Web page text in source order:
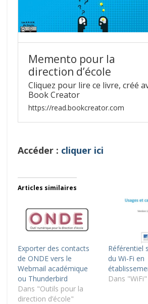
Memento pour la
direction d’école
Cliquez pour lire ce livre, créé
Book Creator
https://read.bookcreator.com
Accéder : cliquer ici
Articles similaires
Exporter des contacts
de ONDE vers le
Webmail académique
ou Thunderbird
Dans "Outils pour la
direction d’école"
Référentiel
du Wi-Fi en
Dans "WiFi"